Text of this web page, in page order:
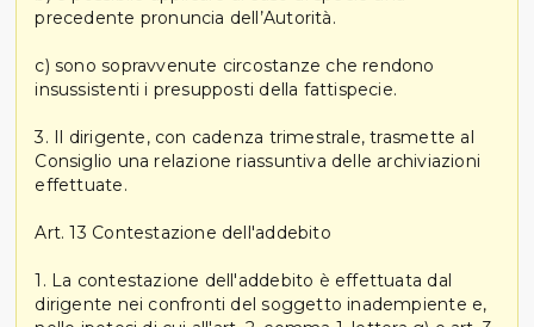
precedente pronuncia dell’Autorità.
c) sono sopravvenute circostanze che rendono
insussistenti i presupposti della fattispecie.
3. Il dirigente, con cadenza trimestrale, trasmette al
Consiglio una relazione riassuntiva delle archiviazioni
effettuate.
Art. 13 Contestazione dell'addebito
1. La contestazione dell'addebito è effettuata dal
dirigente nei confronti del soggetto inadempiente e,